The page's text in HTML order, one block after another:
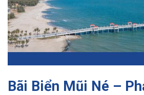
Bãi Biển Mũi Né –